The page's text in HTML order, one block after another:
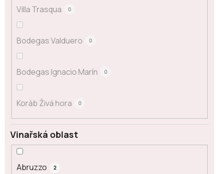
Villa Trasqua 0
Bodegas Valduero 0
Bodegas Ignacio Marín 0
Koráb Živá hora 0
Vinařská oblast
Abruzzo 2